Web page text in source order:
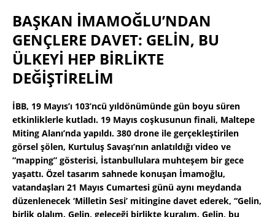
BAŞKAN İMAMOĞLU’NDAN
GENÇLERE DAVET: GELİN, BU
ÜLKEYİ HEP BİRLİKTE
DEĞİŞTİRELİM
İBB, 19 Mayıs’ı 103’ncü yıldönümünde gün boyu süren
etkinliklerle kutladı. 19 Mayıs coşkusunun finali, Maltepe
Miting Alanı’nda yapıldı. 380 drone ile gerçekleştirilen
görsel şölen, Kurtuluş Savaşı’nın anlatıldığı video ve
“mapping” gösterisi, İstanbullulara muhteşem bir gece
yaşattı. Özel tasarım sahnede konuşan İmamoğlu,
vatandaşları 21 Mayıs Cumartesi günü aynı meydanda
düzenlenecek ‘Milletin Sesi’ mitingine davet ederek, “Gelin,
birlik olalım. Gelin, geleceği birlikte kuralım. Gelin, bu